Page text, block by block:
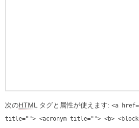
次のHTML タグと属性が使えます: <a
title=""> <acronym title=""> <b>